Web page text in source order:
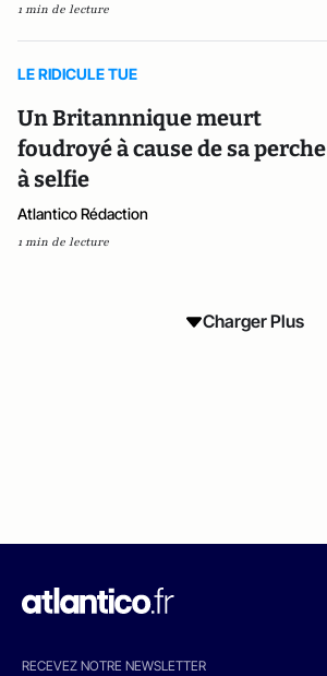
1 min de lecture
LE RIDICULE TUE
Un Britannnique meurt
foudroyé à cause de sa perche
à selfie
Atlantico Rédaction
1 min de lecture
Charger Plus
RECEVEZ NOTRE NEWSLETTER